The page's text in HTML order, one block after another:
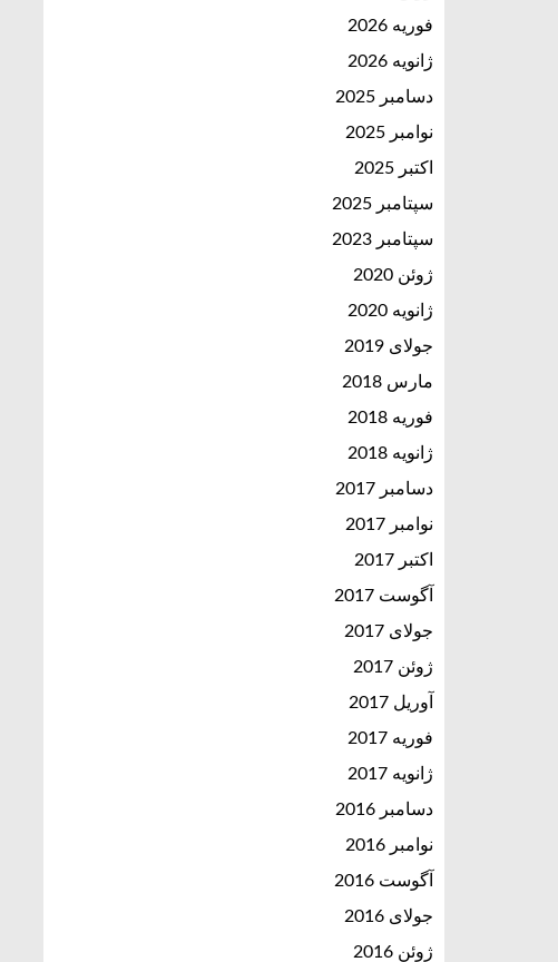
فوریه 2026
ژانویه 2026
دسامبر 2025
نوامبر 2025
اکتبر 2025
سپتامبر 2025
سپتامبر 2023
ژوئن 2020
ژانویه 2020
جولای 2019
مارس 2018
فوریه 2018
ژانویه 2018
دسامبر 2017
نوامبر 2017
اکتبر 2017
آگوست 2017
جولای 2017
ژوئن 2017
آوریل 2017
فوریه 2017
ژانویه 2017
دسامبر 2016
نوامبر 2016
آگوست 2016
جولای 2016
ژوئن 2016